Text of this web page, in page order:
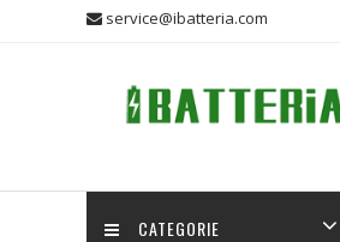
service@ibatteria.com
CATEGORIE